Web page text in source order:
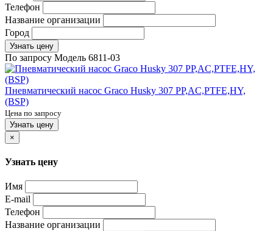
Телефон
Название организации
Город
Узнать цену
По запросу Модель 6811-03
Пневматический насос Graco Husky 307 PP,AC,PTFE,HY,
(BSP)
Цена по запросу
Узнать цену
×
Узнать цену
Имя
E-mail
Телефон
Название организации